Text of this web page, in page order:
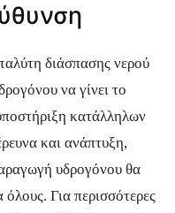
διάσπασης νερού
να γίνει το
κατάλληλων
και ανάπτυξη,
υδρογόνου θα
όλους. Για περισσότερες